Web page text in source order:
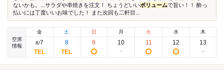
ないかも。...サラダや串焼きを注文！ ちょうどいいボリュームで旨い！！ 酔っ
払いには丁度いいお味でした！ また次回も二軒目...
空席
情報
金
8/7
土
8
日
9
月
10
火
11
水
12
木
13